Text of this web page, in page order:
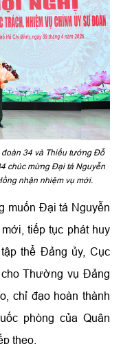
34 và Thiếu tướng Đỗ
chúc mừng Đại tá Nguyễn
nhận nhiệm vụ mới.
muốn Đại tá Nguyễn
tiếp tục phát huy
thể Đảng ủy, Cục
Thường vụ Đảng
chỉ đạo hoàn thành
phòng của Quân
theo.